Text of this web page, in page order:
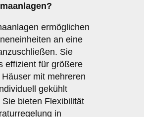
?
ermöglichen
an eine
Sie
effizient für größere
mit mehreren
gekühlt
bieten Flexibilität
in